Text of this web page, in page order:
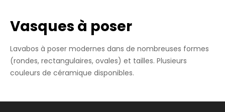
Vasques à poser
Lavabos à poser modernes dans de nombreuses formes
(rondes, rectangulaires, ovales) et tailles. Plusieurs
couleurs de céramique disponibles.